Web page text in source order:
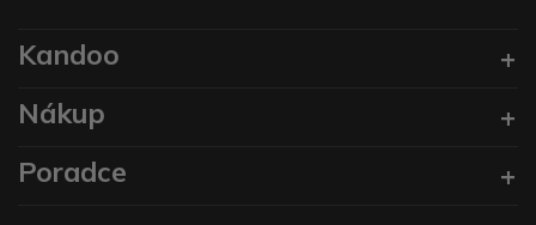
Kandoo
Nákup
Poradce